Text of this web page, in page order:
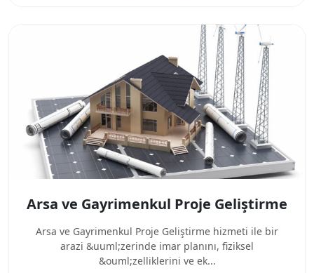
Arsa ve Gayrimenkul Proje Geliştirme
Arsa ve Gayrimenkul Proje Geliştirme hizmeti ile bir
arazi &uuml;zerinde imar planını, fiziksel
&ouml;zelliklerini ve ek...